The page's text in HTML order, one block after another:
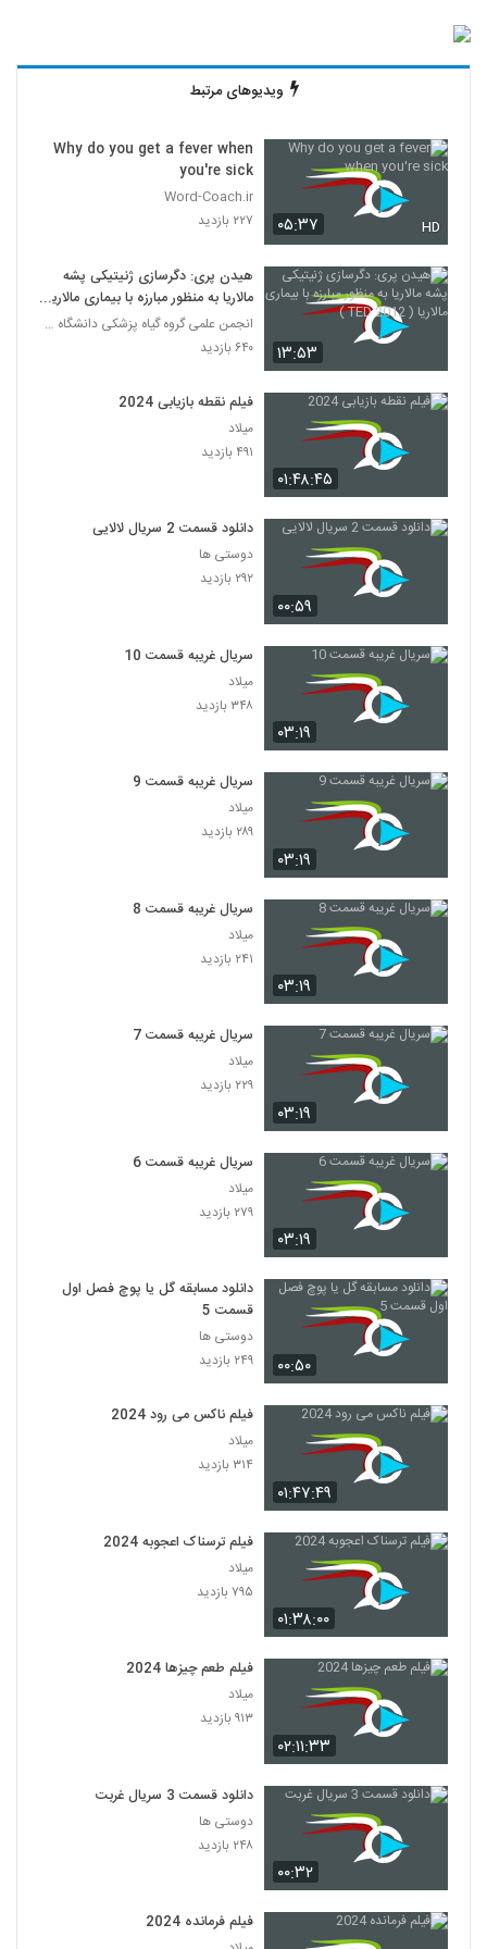
ویدیوهای مرتبط
۰۵:۳۷ HD
Why do you get a fever when
you're sick
Word-Coach.ir
۲۲۷ بازدید
۱۳:۵۳
هیدن پری: دگرسازی ژنیتیکی پشه‌
مالاریا به منظور مبارزه با بیماری مالاریا
( TED 2012 )
انجمن علمی گروه گیاه پزشکی دانشگاه گیلان
۶۴۰ بازدید
۰۱:۴۸:۴۵
فیلم نقطه بازیابی 2024
میلاد
۴۹۱ بازدید
۰۰:۵۹
دانلود قسمت 2 سریال لالایی
دوستی ها
۲۹۲ بازدید
۰۳:۱۹
سریال غریبه قسمت 10
میلاد
۳۴۸ بازدید
۰۳:۱۹
سریال غریبه قسمت 9
میلاد
۲۸۹ بازدید
۰۳:۱۹
سریال غریبه قسمت 8
میلاد
۲۴۱ بازدید
۰۳:۱۹
سریال غریبه قسمت 7
میلاد
۲۲۹ بازدید
۰۳:۱۹
سریال غریبه قسمت 6
میلاد
۲۷۹ بازدید
۰۰:۵۰
دانلود مسابقه گل یا پوچ فصل اول
قسمت 5
دوستی ها
۲۴۹ بازدید
۰۱:۴۷:۴۹
فیلم ناکس می رود 2024
میلاد
۳۱۴ بازدید
۰۱:۳۸:۰۰
فیلم ترسناک اعجوبه 2024
میلاد
۷۹۵ بازدید
۰۲:۱۱:۳۳
فیلم طعم چیزها 2024
میلاد
۹۱۳ بازدید
۰۰:۳۲
دانلود قسمت 3 سریال غربت
دوستی ها
۲۴۸ بازدید
فیلم فرمانده 2024